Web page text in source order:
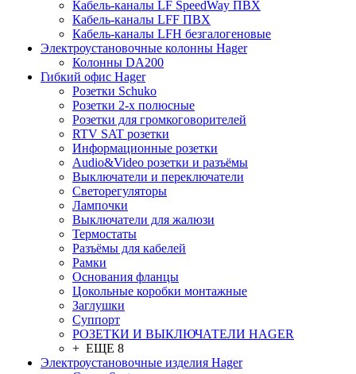
Кабель-каналы LF SpeedWay ПВХ
Кабель-каналы LFF ПВХ
Кабель-каналы LFH безгалогеновые
Электроустановочные колонны Hager
Колонны DA200
Гибкий офис Hager
Розетки Schuko
Розетки 2-х полюсные
Розетки для громкоговорителей
RTV SAT розетки
Информационные розетки
Audio&Video розетки и разъёмы
Выключатели и переключатели
Светорегуляторы
Лампочки
Выключатели для жалюзи
Термостаты
Разъёмы для кабелей
Рамки
Основания фланцы
Цокольные коробки монтажные
Заглушки
Суппорт
РОЗЕТКИ И ВЫКЛЮЧАТЕЛИ HAGER
+ ЕЩЕ 8
Электроустановочные изделия Hager